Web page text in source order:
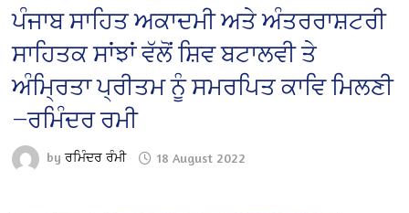
ਪੰਜਾਬ ਸਾਹਿਤ ਅਕਾਦਮੀ ਅਤੇ ਅੰਤਰਰਾਸ਼ਟਰੀ
ਸਾਹਿਤਕ ਸਾਂਝਾਂ ਵੱਲੋਂ ਸ਼ਿਵ ਬਟਾਲਵੀ ਤੇ
ਅੰਮ੍ਰਿਤਾ ਪ੍ਰੀਤਮ ਨੂੰ ਸਮਰਪਿਤ ਕਾਵਿ ਮਿਲਣੀ
—ਰਮਿੰਦਰ ਰਮੀ
byਰਮਿੰਦਰ ਰੰਮੀ 18 August 2022